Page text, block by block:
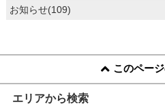
お知らせ(109)
このペー
エリアから検索